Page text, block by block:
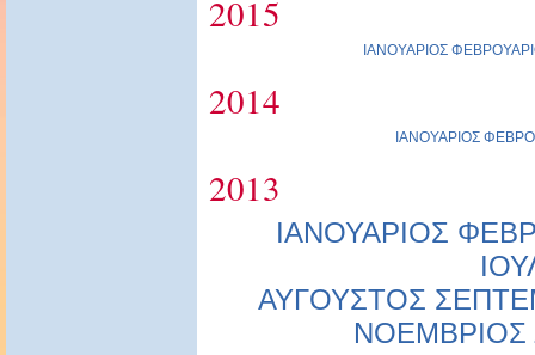
2015
ΙΑΝΟΥΑΡΙΟΣ
2014
ΙΑΝΟΥΑΡΙΟΣ
2013
ΙΑΝΟΥΑΡΙΟΣ
ΑΥΓΟΥΣΤΟΣ
ΝΟΕΜΒΡΙΟΣ